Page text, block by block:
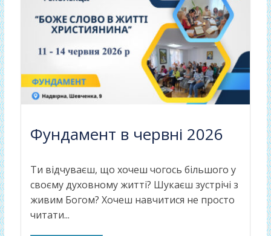
Фундамент в червні 2026
Ти відчуваєш, що хочеш чогось більшого у
своєму духовному житті? Шукаєш зустрічі з
живим Богом? Хочеш навчитися не просто
читати...